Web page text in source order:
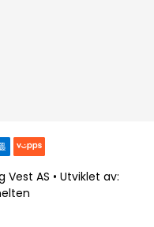
AS • Utviklet av: